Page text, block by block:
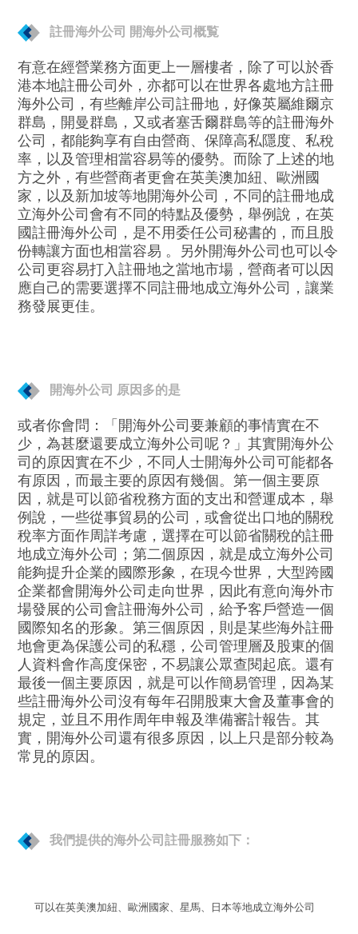
註冊海外公司 開海外公司概覧
有意在經營業務方面更上一層樓者，除了可以於香
港本地註冊公司外，亦都可以在世界各處地方註冊
海外公司，有些離岸公司註冊地，好像英屬維爾京
群島，開曼群島，又或者塞舌爾群島等的註冊海外
公司，都能夠享有自由營商、保障高私隱度、私稅
率，以及管理相當容易等的優勢。而除了上述的地
方之外，有些營商者更會在英美澳加紐、歐洲國
家，以及新加坡等地開海外公司，不同的註冊地成
立海外公司會有不同的特點及優勢，舉例說，在英
國註冊海外公司，是不用委任公司秘書的，而且股
份轉讓方面也相當容易 。另外開海外公司也可以令
公司更容易打入註冊地之當地市場，營商者可以因
應自己的需要選擇不同註冊地成立海外公司，讓業
務發展更佳。
開海外公司 原因多的是
或者你會問：「開海外公司要兼顧的事情實在不
少，為甚麼還要成立海外公司呢？」其實開海外公
司的原因實在不少，不同人士開海外公司可能都各
有原因，而最主要的原因有幾個。第一個主要原
因，就是可以節省稅務方面的支出和營運成本，舉
例說，一些從事貿易的公司，或會從出口地的關稅
稅率方面作周詳考慮，選擇在可以節省關稅的註冊
地成立海外公司；第二個原因，就是成立海外公司
能夠提升企業的國際形象，在現今世界，大型跨國
企業都會開海外公司走向世界，因此有意向海外市
場發展的公司會註冊海外公司，給予客戶營造一個
國際知名的形象。第三個原因，則是某些海外註冊
地會更為保護公司的私穩，公司管理層及股東的個
人資料會作高度保密，不易讓公眾查閱起底。還有
最後一個主要原因，就是可以作簡易管理，因為某
些註冊海外公司沒有每年召開股東大會及董事會的
規定，並且不用作周年申報及準備審計報告。其
實，開海外公司還有很多原因，以上只是部分較為
常見的原因。
我們提供的海外公司註冊服務如下：
可以在英美澳加紐、歐洲國家、星馬、日本等地成立海外公司